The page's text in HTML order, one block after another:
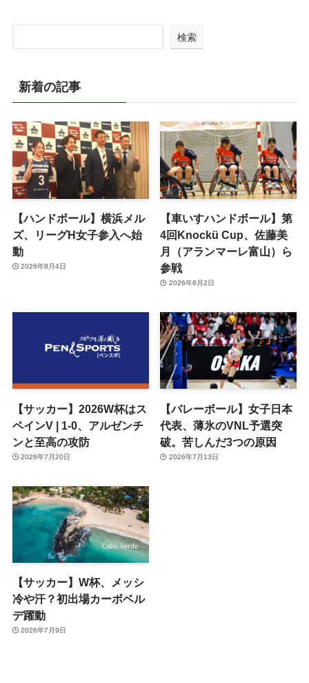
検索
新着の記事
【ハンドボール】横浜メル
ズ、リーグH女子参入へ始
動
2026年8月4日
【車いすハンドボール】第
4回Knockü Cup、佐藤美
月（アランマーレ富山）ら
参戦
2026年8月2日
【サッカー】2026W杯はス
ペインV | 1-0、アルゼンチ
ンと至高の攻防
2026年7月20日
【バレーボール】女子日本
代表、薄氷のVNL予選突
破。苦しんだ3つの原因
2026年7月13日
【サッカー】W杯、メッシ
冷や汗？初出場カーボベル
デ躍動
2026年7月9日